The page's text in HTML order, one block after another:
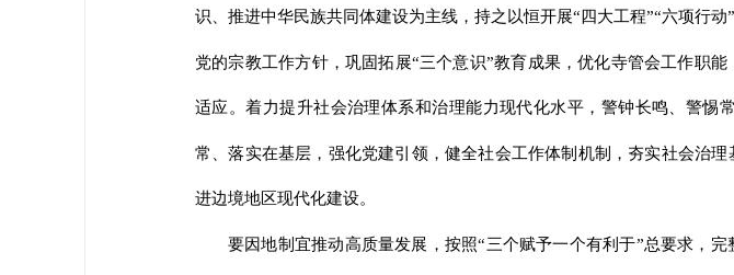
识、推进中华民族共同体建设为主线，持之以恒开展“四大工程”“六项行
党的宗教工作方针，巩固拓展“三个意识”教育成果，优化寺管会工作职
适应。着力提升社会治理体系和治理能力现代化水平，警钟长鸣、警
常、落实在基层，强化党建引领，健全社会工作体制机制，夯实社会治
进边境地区现代化建设。
要因地制宜推动高质量发展，按照“三个赋予一个有利于”总要求，